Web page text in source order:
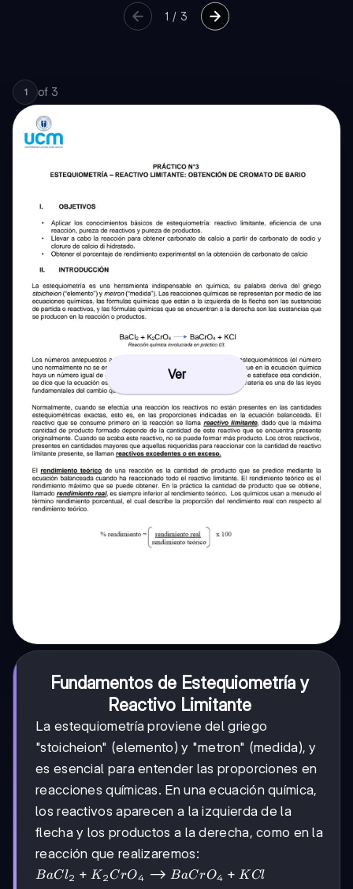
1 / 3
1 of 3
Ver
Fundamentos de Estequiometría y
Reactivo Limitante
La estequiometría proviene del griego
"stoicheion" (elemento) y "metron" (medida), y
es esencial para entender las proporciones en
reacciones químicas. En una ecuación química,
los reactivos aparecen a la izquierda de la
flecha y los productos a la derecha, como en la
reacción que realizaremos:
BaCl_2 +
BaCl2 + K 2CrO4 ⟶ BaCrO4 + KCl